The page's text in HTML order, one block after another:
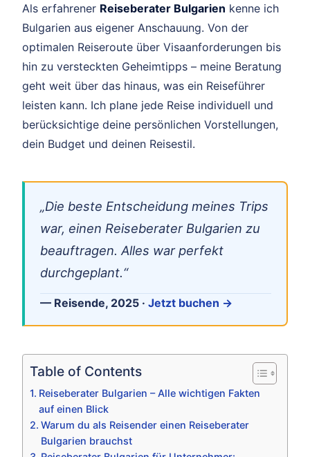
Als erfahrener Reiseberater Bulgarien kenne ich
Bulgarien aus eigener Anschauung. Von der
optimalen Reiseroute über Visaanforderungen bis
hin zu versteckten Geheimtipps – meine Beratung
geht weit über das hinaus, was ein Reiseführer
leisten kann. Ich plane jede Reise individuell und
berücksichtige deine persönlichen Vorstellungen,
dein Budget und deinen Reisestil.
„Die beste Entscheidung meines Trips
war, einen Reiseberater Bulgarien zu
beauftragen. Alles war perfekt
durchgeplant.“
— Reisende, 2025 · Jetzt buchen →
Table of Contents
Reiseberater Bulgarien – Alle wichtigen Fakten
auf einen Blick
Warum du als Reisender einen Reiseberater
Bulgarien brauchst